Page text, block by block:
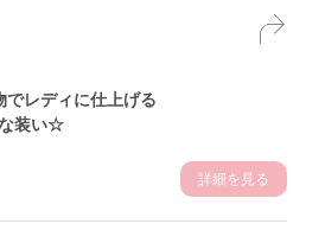
でレディに仕上げる
装い☆
詳細を見る